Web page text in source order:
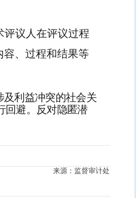
评议人在评议过程
、过程和结果等
利益冲突的社会关
回避。反对隐匿潜
来源：监督审计处